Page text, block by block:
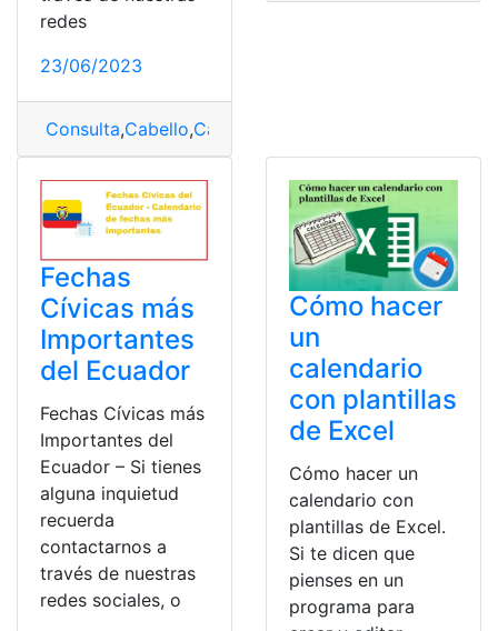
redes
23/06/2023
Consulta,Cabello,Calendario
Fechas
Cívicas más
Importantes
del Ecuador
Fechas Cívicas más
Importantes del
Ecuador – Si tienes
alguna inquietud
recuerda
contactarnos a
través de nuestras
redes sociales, o
Cómo hacer
un
calendario
con plantillas
de Excel
Cómo hacer un
calendario con
plantillas de Excel.
Si te dicen que
pienses en un
programa para